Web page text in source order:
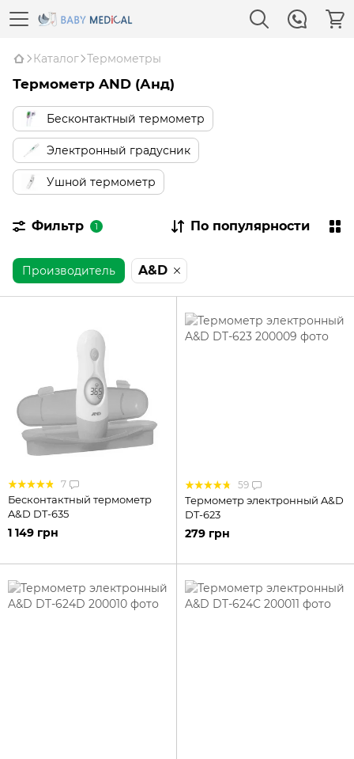
Каталог Термометры
Термометр AND (Анд)
Бесконтактный термометр
Электронный градусник
Ушной термометр
Фильтр 1 По популярности
Производитель A&D
7
Бесконтактный термометр
A&D DT-635
1 149 грн
59
Термометр электронный A&D
DT-623
279 грн